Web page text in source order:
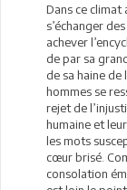
Dans ce climat
s’échanger
achever
de par sa
de sa haine de
hommes se
rejet de
humaine et
les mots
cœur brisé.
consolation